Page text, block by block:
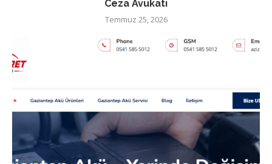
Ceza Avukatı
Temmuz 25, 2026